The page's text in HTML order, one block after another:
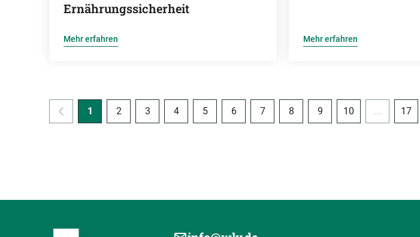
Ernährungssicherheit
Mehr erfahren Mehr erfahren
1 2 3 4 5 6 7 8 9 10 ... 17